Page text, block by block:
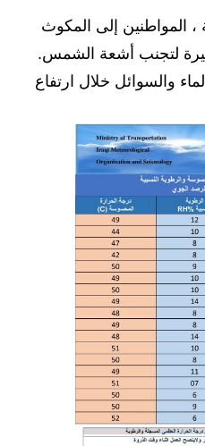
الاخبار الامنية
الاخبار الاقتصادية
المدارس
اخبار وقرارات وزارة التربية
نتائج الامتحانات
المرحلة الابتدائية
المرحلة المتوسطة
المرحلة الاعدادية
اسئلة وزارية
المرحلة الابتدائية
المواطنين إلى المكوث
لتجنب أشعة الشمس.
والسوائل خلال ارتفاع